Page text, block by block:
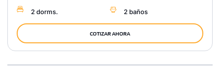
2 dorms. 2 baños
COTIZAR AHORA